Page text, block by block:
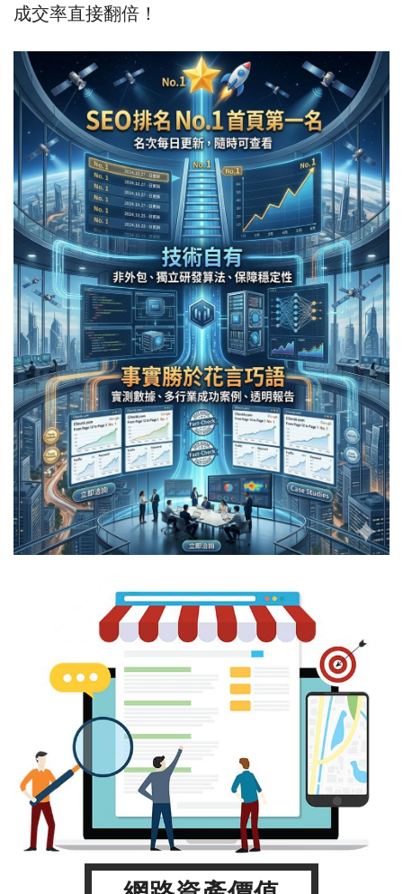
成交率直接翻倍！